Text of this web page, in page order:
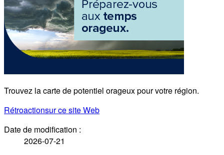
Trouvez la carte de potentiel orageux pour votre région.
Rétroactionsur ce site Web
Date de modification :
2026-07-21